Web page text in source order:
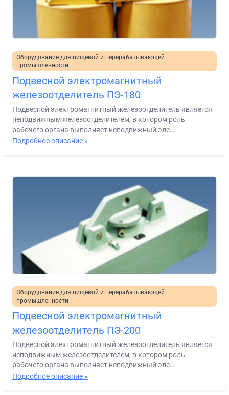
Оборудование для пищевой и перерабатывающей
промышленности
Подвесной электромагнитный
железоотделитель ПЭ-180
Подвесной электромагнитный железоотделитель является
неподвижным железоотделителем, в котором роль
рабочего органа выполняет неподвижный эле...
Подробное описание »
Оборудование для пищевой и перерабатывающей
промышленности
Подвесной электромагнитный
железоотделитель ПЭ-200
Подвесной электромагнитный железоотделитель является
неподвижным железоотделителем, в котором роль
рабочего органа выполняет неподвижный эле...
Подробное описание »